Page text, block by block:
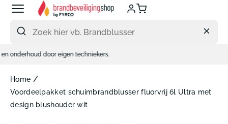
Meteen
naar
content
door eigen techniekers.
Home /
Voordeelpakket schuimbrandblusser fluorvrij 6l Ultra met
design blushouder wit